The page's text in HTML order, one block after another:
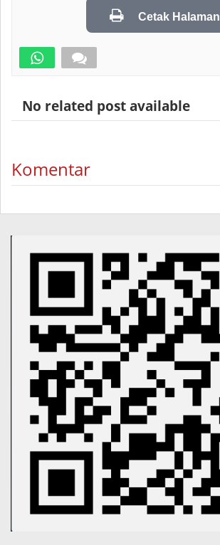
Cetak Halaman
No related post available
Komentar